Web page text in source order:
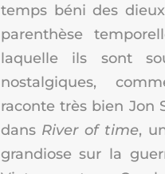
temps béni des
paren­thèse
laquelle ils sont
nos­tal­giques,
raconte très bien Jon
dans River of time,
gran­diose sur la